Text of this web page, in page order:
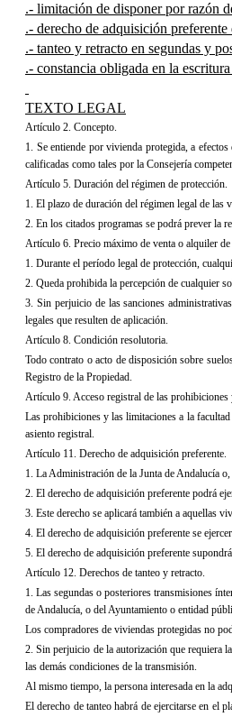
.- limitación de disponer por razón
.- derecho de adquisición
.- tanteo y retracto en segundas y
.- constancia obligada en la
TEXTO LEGAL
Artículo 2. Concepto.
1. Se entiende por vivienda protegida, a
calificadas como tales por la Consejería
Artículo 5. Duración del régimen de protección.
1. El plazo de duración del régimen legal de las
2. En los citados programas se podrá prever la
Artículo 6. Precio máximo de venta o alquiler
1. Durante el período legal de protección,
2. Queda prohibida la percepción de cualquier
3. Sin perjuicio de las sanciones
legales que resulten de aplicación.
Artículo 8. Condición resolutoria.
Todo contrato o acto de disposición sobre
Registro de la Propiedad.
Artículo 9. Acceso registral de las prohibiciones
Las prohibiciones y las limitaciones a la
asiento registral.
Artículo 11. Derecho de adquisición preferente.
1. La Administración de la Junta de Andalucía
2. El derecho de adquisición preferente podrá
3. Este derecho se aplicará también a aquellas
4. El derecho de adquisición preferente se
5. El derecho de adquisición preferente
Artículo 12. Derechos de tanteo y retracto.
1. Las segundas o posteriores transmisiones
de Andalucía, o del Ayuntamiento o entidad
Los compradores de viviendas protegidas no
2. Sin perjuicio de la autorización que requiera
las demás condiciones de la transmisión.
Al mismo tiempo, la persona interesada en la
El derecho de tanteo habrá de ejercitarse en el